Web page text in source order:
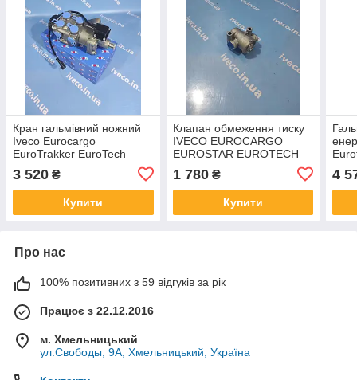
Кран гальмівний ножний
Iveco Eurocargo
EuroTrakker EuroTech
EuroStar Івеко Єврокарго
500382823 MM01028
DX75BAY
3 520 ₴
Купити
Клапан обмеження тиску
IVECO EUROCARGO
EUROSTAR EUROTECH
98413945 98413953
1 780₴
Купити
4
Про нас
100% позитивних з 59 відгуків за рік
Працює з 22.12.2016
м. Хмельницький
ул.Свободы, 9А, Хмельницький, Україна